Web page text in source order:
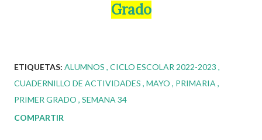
Grado
ETIQUETAS: ALUMNOS CICLO ESCOLAR 2022-2023
CUADERNILLO DE ACTIVIDADES MAYO
PRIMARIA
PRIMER GRADO SEMANA 34
COMPARTIR